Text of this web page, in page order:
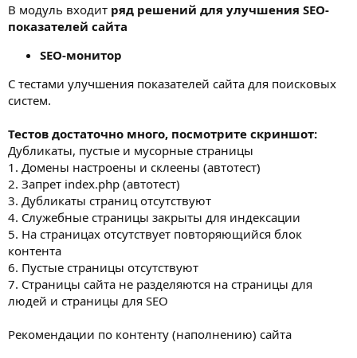
В модуль входит ряд решений для улучшения SEO-
показателей сайта
SEO-монитор
С тестами улучшения показателей сайта для поисковых
систем.
Тестов достаточно много, посмотрите скриншот:
Дубликаты, пустые и мусорные страницы
1. Домены настроены и склеены (автотест)
2. Запрет index.php (автотест)
3. Дубликаты страниц отсутствуют
4. Служебные страницы закрыты для индексации
5. На страницах отсутствует повторяющийся блок
контента
6. Пустые страницы отсутствуют
7. Страницы сайта не разделяются на страницы для
людей и страницы для SEO
Рекомендации по контенту (наполнению) сайта